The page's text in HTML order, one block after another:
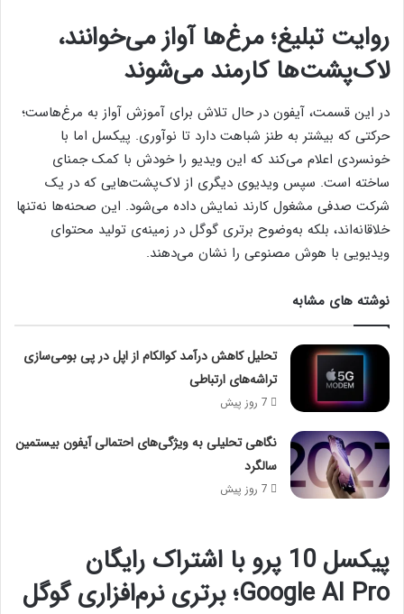
روایت تبلیغ؛ مرغ‌ها آواز می‌خوانند،
لاک‌پشت‌ها کارمند می‌شوند
در این قسمت، آیفون در حال تلاش برای آموزش آواز به مرغ‌هاست؛
حرکتی که بیشتر به طنز شباهت دارد تا نوآوری. پیکسل اما با
خونسردی اعلام می‌کند که این ویدیو را خودش با کمک جمنای
ساخته است. سپس ویدیوی دیگری از لاک‌پشت‌هایی که در یک
شرکت صدفی مشغول کارند نمایش داده می‌شود. این صحنه‌ها نه‌تنها
خلاقانه‌اند، بلکه به‌وضوح برتری گوگل در زمینه‌ی تولید محتوای
ویدیویی با هوش مصنوعی را نشان می‌دهند.
نوشته های مشابه
تحلیل کاهش درآمد کوالکام از اپل در پی بومی‌سازی
تراشه‌های ارتباطی
7 روز پیش
نگاهی تحلیلی به ویژگی‌های احتمالی آیفون بیستمین
سالگرد
7 روز پیش
پیکسل 10 پرو با اشتراک رایگان
Google AI Pro؛ برتری نرم‌افزاری گوگل